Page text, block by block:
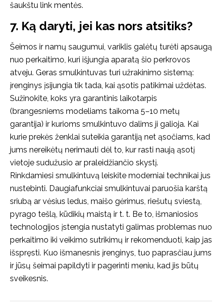
šaukštu link mentės.
7. Ką daryti, jei kas nors atsitiks?
Šeimos ir namų saugumui, variklis galėtų turėti apsaugą
nuo perkaitimo, kuri išjungia aparatą šio perkrovos
atveju. Geras smulkintuvas turi užrakinimo sistemą:
įrenginys įsijungia tik tada, kai ąsotis patikimai uždėtas.
Sužinokite, koks yra garantinis laikotarpis
(brangesniems modeliams taikoma 5–10 metų
garantija) ir kurioms smulkintuvo dalims ji galioja. Kai
kurie prekės ženklai suteikia garantiją net ąsočiams, kad
jums nereikėtų nerimauti dėl to, kur rasti naują ąsotį
vietoje sudužusio ar praleidžiančio skystį.
Rinkdamiesi smulkintuvą leiskite moderniai technikai jus
nustebinti. Daugiafunkciai smulkintuvai paruošia karštą
sriubą ar vėsius ledus, maišo gėrimus, riešutų sviestą,
pyrago tešlą, kūdikių maistą ir t. t. Be to, išmaniosios
technologijos įstengia nustatyti galimas problemas nuo
perkaitimo iki veikimo sutrikimų ir rekomenduoti, kaip jas
išspręsti. Kuo išmanesnis įrenginys, tuo paprasčiau jums
ir jūsų šeimai papildyti ir pagerinti meniu, kad jis būtų
sveikesnis.